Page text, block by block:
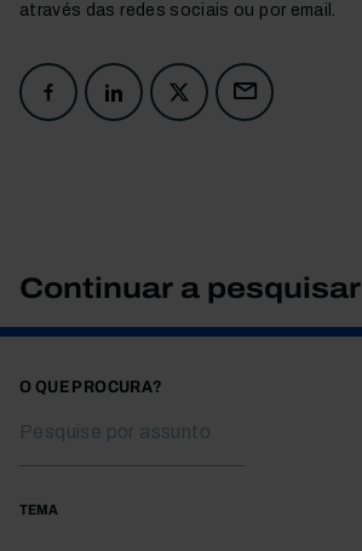
através das redes sociais ou por email.
Continuar a pesquisar
O QUE PROCURA?
TEMA